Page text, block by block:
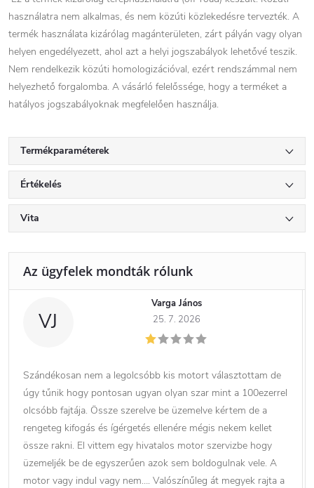
használatra nem alkalmas, és nem közúti közlekedésre tervezték. A
termék használata kizárólag magánterületen, zárt pályán vagy olyan
helyen engedélyezett, ahol azt a helyi jogszabályok lehetővé teszik.
Nem rendelkezik közúti homologizációval, ezért rendszámmal nem
helyezhető forgalomba. A vásárló felelőssége, hogy a terméket a
hatályos jogszabályoknak megfelelően használja.
Termékparaméterek
Értékelés
Vita
VJ
Varga János
25. 7. 2026
Szándékosan nem a legolcsóbb kis motort választottam de
úgy tűnik hogy pontosan ugyan olyan szar mint a 100ezerrel
olcsóbb fajtája. Össze szerelve be üzemelve kértem de a
rengeteg kifogás és ígérgetés ellenére mégis nekem kellet
össze rakni. El vittem egy hivatalos motor szervizbe hogy
üzemeljék be de egyszerűen azok sem boldogulnak vele. A
motor vagy indul vagy nem…. Valószínűleg át megyek rajta a